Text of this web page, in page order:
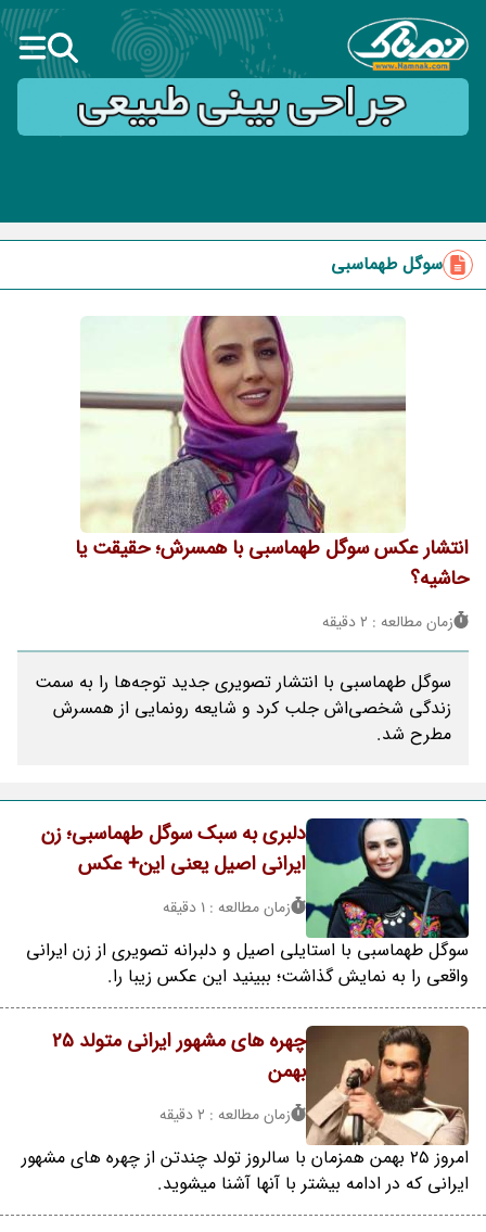
سوگل طهماسبی
انتشار عکس سوگل طهماسبی با همسرش؛ حقیقت یا
حاشیه؟
زمان مطالعه : 2 دقیقه
سوگل طهماسبی با انتشار تصویری جدید توجه‌ها را به سمت
زندگی شخصی‌اش جلب کرد و شایعه رونمایی از همسرش
مطرح شد.
دلبری به سبک سوگل طهماسبی؛ زن
ایرانی اصیل یعنی این+ عکس
زمان مطالعه : 1 دقیقه
سوگل طهماسبی با استایلی اصیل و دلبرانه تصویری از زن ایرانی
واقعی را به نمایش گذاشت؛ ببینید این عکس زیبا را.
چهره های مشهور ایرانی متولد 25
بهمن
زمان مطالعه : 2 دقیقه
امروز 25 بهمن همزمان با سالروز تولد چندتن از چهره های مشهور
ایرانی که در ادامه بیشتر با آنها آشنا میشوید.